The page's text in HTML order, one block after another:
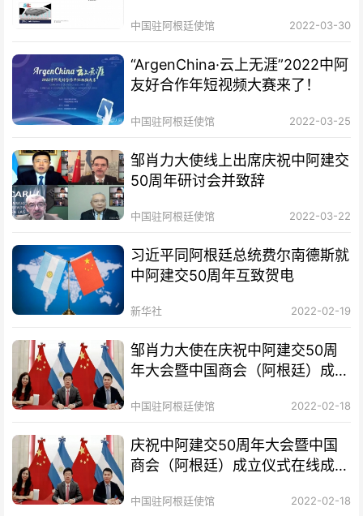
中国驻阿根廷使馆 2022-03-30
“ArgenChina·云上无涯”2022中阿
友好合作年短视频大赛来了！
中国驻阿根廷使馆 2022-03-25
邹肖力大使线上出席庆祝中阿建交
50周年研讨会并致辞
中国驻阿根廷使馆 2022-03-22
习近平同阿根廷总统费尔南德斯就
中阿建交50周年互致贺电
新华社 2022-02-19
邹肖力大使在庆祝中阿建交50周
年大会暨中国商会（阿根廷）成立
中国驻阿根廷使馆 2022-02-18
庆祝中阿建交50周年大会暨中国
商会（阿根廷）成立仪式在线成功
中国驻阿根廷使馆 2022-02-18